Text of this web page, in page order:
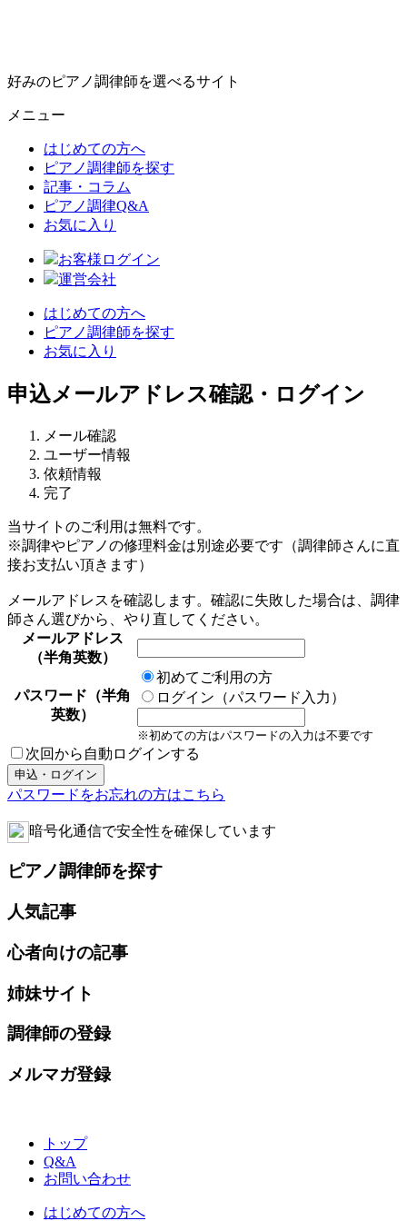
好みのピアノ調律師を選べるサイト
メニュー
はじめての方へ
ピアノ調律師を探す
記事・コラム
ピアノ調律Q&A
お気に入り
お客様ログイン
運営会社
はじめての方へ
ピアノ調律師を探す
お気に入り
申込メールアドレス確認・ログイン
メール確認
ユーザー情報
依頼情報
完了
当サイトのご利用は無料です。
※調律やピアノの修理料金は別途必要です（調律師さんに直
接お支払い頂きます）
メールアドレスを確認します。確認に失敗した場合は、調律
師さん選びから、やり直してください。
メールアドレス
（半角英数）
パスワード（半角
英数）
初めてご利用の方
ログイン（パスワード入力）
※初めての方はパスワードの入力は不要です
次回から自動ログインする
パスワードをお忘れの方はこちら
暗号化通信で安全性を確保しています
ピアノ調律師を探す
人気記事
心者向けの記事
姉妹サイト
調律師の登録
メルマガ登録
トップ
Q&A
お問い合わせ
はじめての方へ